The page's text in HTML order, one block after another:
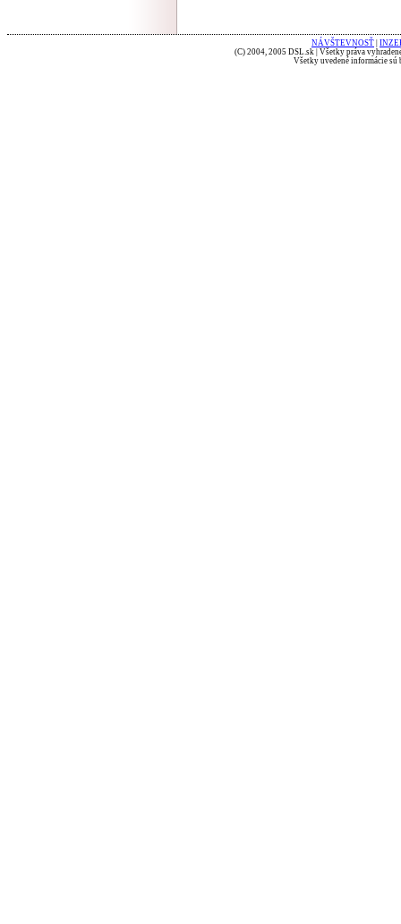
NÁVŠTEVNOSŤ
(C) 2004, 2005 DSL.sk | Všetky práva
Všetky uvedené informácie sú